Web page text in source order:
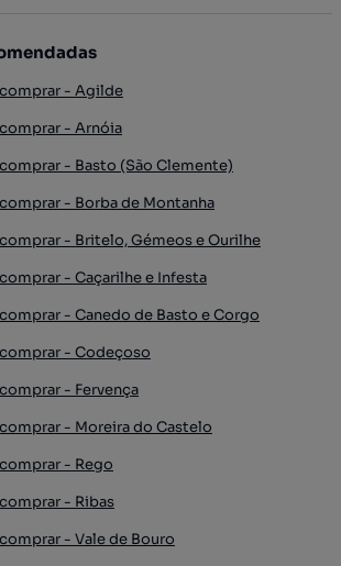
- Agilde
- Arnóia
- Basto (São Clemente)
- Borba de Montanha
- Britelo, Gémeos e Ourilhe
- Caçarilhe e Infesta
- Canedo de Basto e Corgo
- Codeçoso
- Fervença
- Moreira do Castelo
- Rego
- Ribas
- Vale de Bouro